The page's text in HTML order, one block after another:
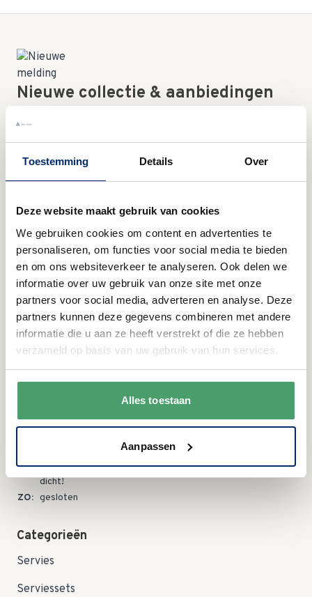
Toestemming Details Over
Deze website maakt gebruik van cookies
We gebruiken cookies om content en advertenties te
personaliseren, om functies voor social media te bieden
en om ons websiteverkeer te analyseren. Ook delen we
informatie over uw gebruik van onze site met onze
partners voor social media, adverteren en analyse. Deze
partners kunnen deze gegevens combineren met andere
informatie die u aan ze heeft verstrekt of die ze hebben
verzameld op basis van uw gebruik van hun services.
Alles toestaan
Aanpassen
Nieuwe collectie & aanbiedingen
E-mail adres
Contact
4143 HM Leerdam
call +31(0)345 633001
mail info@annaservies.nl
Openingstijden
WO: 09:00 - 12:30 uur
09:00 - 12:30 uur Let op; in augustus zijn wij op zaterdag
dicht!
ZO: gesloten
Categorieën
Servies
Serviessets